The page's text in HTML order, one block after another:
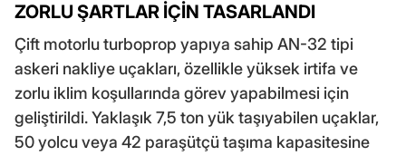
ZORLU ŞARTLAR İÇİN TASARLANDI
Çift motorlu turboprop yapıya sahip AN-32 tipi
askeri nakliye uçakları, özellikle yüksek irtifa ve
zorlu iklim koşullarında görev yapabilmesi için
geliştirildi. Yaklaşık 7,5 ton yük taşıyabilen uçaklar,
50 yolcu veya 42 paraşütçü taşıma kapasitesine